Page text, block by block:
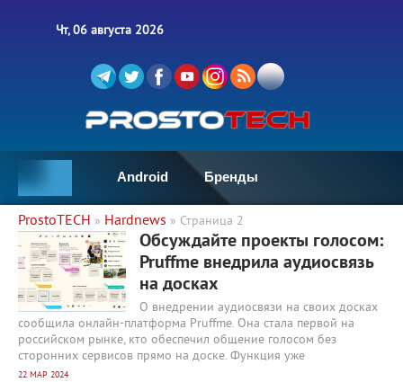
Чт, 06 августа 2026
Android Бренды
ProstoTECH » Hardnews » Страница 2
5 069 0
Обсуждайте проекты голосом:
Pruffme внедрила аудиосвязь
на досках
О внедрении аудиосвязи на своих досках
сообщила онлайн-платформа Pruffme. Она стала первой на
российском рынке, кто обеспечил общение голосом без
сторонних сервисов прямо на доске. Функция уже
22 МАР 2024